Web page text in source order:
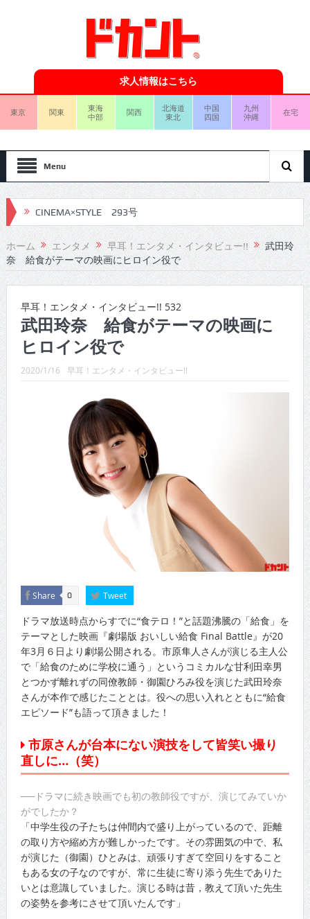
求人情報はこちら
東京 関東
東海
中部
関西
北海道
東北
中国
四国
九州
沖縄
在宅
Menu
CINEMA×STYLE 293号
CINEMA×STYLE 292号
CINEMA×STYLE 291号
CINEMA×STYLE 289号
CINEMA×STYLE 288号
CINEMA×STYLE 287号
CINEMA×STYLE 286号
CINEMA×STYLE 285号
CINEMA×STYLE 294号
ホーム エンタメ 早耳！エンタメ・インタビュー!!
武田玲
奈 給食がテーマの映画にヒロイン役で
早耳！エンタメ・インタビュー!! 532
武田玲奈 給食がテーマの映画に
ヒロイン役で
2020/1/16 早耳！エンタメ・インタビュー!!
Share 0 Tweet
ドラマ放送時点からすでに“食テロ！”と話題沸騰の「給食」を
テーマとした映画『劇場版 おいしい給食 Final Battle』が20
年3月６日より劇場公開される。市原隼人さんが演じる主人公
で「給食のために学校に通う」というコミカルな甘利田幸男
とつかず離れずの同僚教師・御園ひろみ役を演じた武田玲奈
さんが本作で感じたこととは。役への思い入れとともに“給食
エピソード”も語って頂きました！
市原さんが台本にない演技をして皆笑い撮り
直しに…（笑）
──ドラマに続き映画でも初の教師役ですが、演じてみていか
がでしたか？
「中学生役の子たちは仲間内で盛り上がっているので、距離
の取り方や縮め方が難しかったです。その雰囲気の中で、私
が演じた（御園）ひとみは、頑張りすぎて空回りをすること
もある女の子なのですが、常に生徒に寄り添う先生でありた
いとは意識していました。演じる時は昔，教えて頂いた先生
の姿勢を参考にさせて頂いたんです」